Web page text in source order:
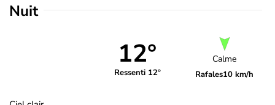
Nuit
12°
Ressenti 12°
Calme
Rafales10 km/h